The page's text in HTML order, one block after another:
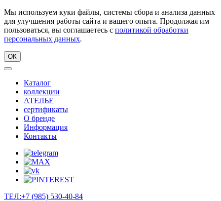
Мы используем куки файлы, системы сбора и анализа данных
для улучшения работы сайта и вашего опыта. Продолжая им
пользоваться, вы соглашаетесь с политикой обработки
персональных данных.
ОК
Каталог
коллекции
АТЕЛЬЕ
сертификаты
О бренде
Информация
Контакты
ТЕЛ:+7 (985) 530-40-84